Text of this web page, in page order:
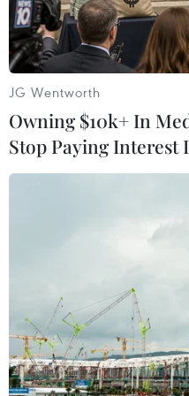
Chuỗi triển lãm IBTE 2024
Ngày 18/12, Công ty
chợ thương mại
EXPO phối hợp cùng
mạc chuỗi Triển lãm
JG Wentworth
Owning $10k+ In
Stop Paying Interest